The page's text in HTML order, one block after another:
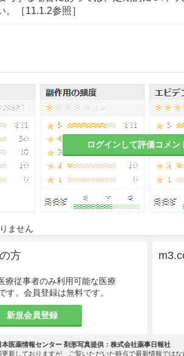
。［11.1.2参照］
ダイオウの瀉下作用には個人差が認
慎重投与
合併症・既往歴等のある患者
9.1.1 下痢、軟便のある患者
これらの症状が悪化するおそれがある。
9.1.2 著しく胃腸の虚弱な患者
食欲不振、胃部不快感、腹痛、下痢等
副作用があらわれやすくなり、その症
9.5 妊婦
妊婦又は妊娠している可能性のある女性
ログインして評価コメン
ません
方
療従事者のみ利用可能な医療
す。会員登録は無料です。
新規会員登録
医薬情報センター 剤形写真提供：株式会社薬事日報社
新しておりますが、ご覧いただいた時点で最新情報では